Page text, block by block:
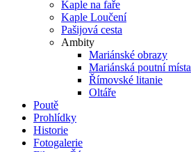
Kaple na faře
Kaple Loučení
Pašijová cesta
Ambity
Mariánské obrazy
Mariánská poutní místa
Římovské litanie
Oltáře
Poutě
Prohlídky
Historie
Fotogalerie